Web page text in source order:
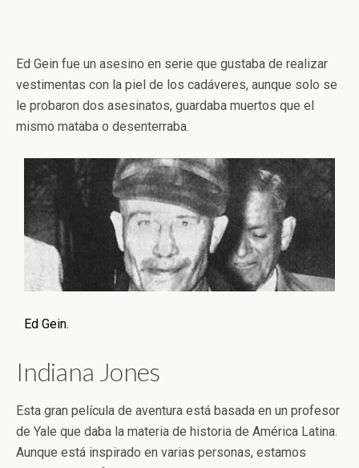
Ed Gein fue un asesino en serie que gustaba de realizar
vestimentas con la piel de los cadáveres, aunque solo se
le probaron dos asesinatos, guardaba muertos que el
mismo mataba o desenterraba.
Ed Gein.
Indiana Jones
Esta gran película de aventura está basada en un profesor
de Yale que daba la materia de historia de América Latina.
Aunque está inspirado en varias personas, estamos